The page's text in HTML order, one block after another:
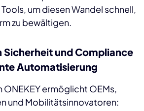
um diesen Wandel schnell,
zu bewältigen.
Sicherheit und Compliance
Automatisierung
ONEKEY ermöglicht OEMs,
und Mobilitätsinnovatoren: